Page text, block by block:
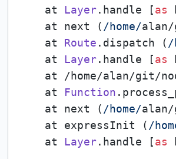
    at
Layer. handle [as
    at next (
/home/alan/
    at
Route . dispatch ( /
    at
Layer. handle [as
at /home/alan/git/
    at
Function .
    at next (
/home/alan/
    at expressInit (
/
    at
Layer. handle [as